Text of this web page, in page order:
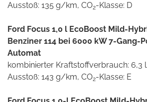
Ausstoß: 135 g/km, CO2-Klasse: D
Ford Focus 1,0 l EcoBoost Mild-
Benziner 114 bei 6000 kW 7-Gang-
Automat
kombinierter Kraftstoffverbrauch: 6,3
Ausstoß: 143 g/km, CO2-Klasse: E